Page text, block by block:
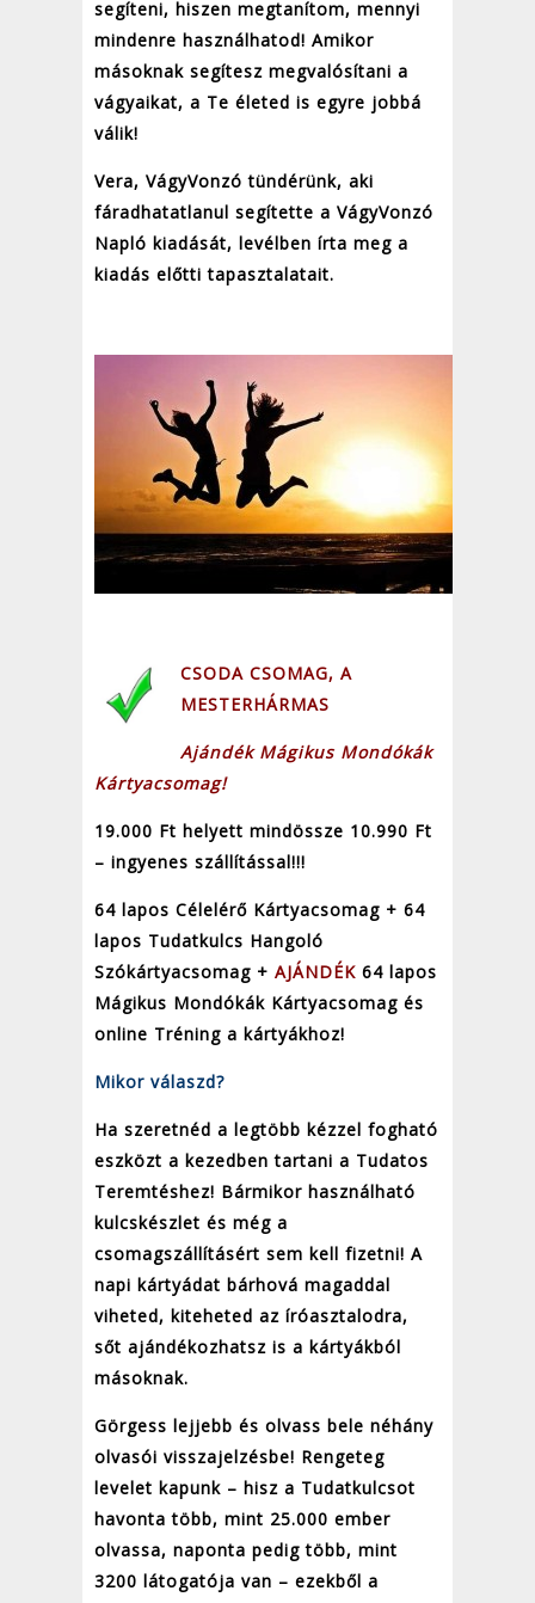
segíteni, hiszen megtanítom, mennyi
mindenre használhatod! Amikor
másoknak segítesz megvalósítani a
vágyaikat, a Te életed is egyre jobbá
válik!
Vera, VágyVonzó tündérünk, aki
fáradhatatlanul segítette a VágyVonzó
Napló kiadását, levélben írta meg a
kiadás előtti tapasztalatait.
CSODA CSOMAG, A
MESTERHÁRMAS
Ajándék Mágikus Mondókák
Kártyacsomag!
19.000 Ft helyett mindössze 10.990 Ft
– ingyenes szállítással!!!
64 lapos Célelérő Kártyacsomag + 64
lapos Tudatkulcs Hangoló
Szókártyacsomag + AJÁNDÉK 64 lapos
Mágikus Mondókák Kártyacsomag és
online Tréning a kártyákhoz!
Mikor válaszd?
Ha szeretnéd a legtöbb kézzel fogható
eszközt a kezedben tartani a Tudatos
Teremtéshez! Bármikor használható
kulcskészlet és még a
csomagszállításért sem kell fizetni! A
napi kártyádat bárhová magaddal
viheted, kiteheted az íróasztalodra,
sőt ajándékozhatsz is a kártyákból
másoknak.
Görgess lejjebb és olvass bele néhány
olvasói visszajelzésbe! Rengeteg
levelet kapunk – hisz a Tudatkulcsot
havonta több, mint 25.000 ember
olvassa, naponta pedig több, mint
3200 látogatója van – ezekből a